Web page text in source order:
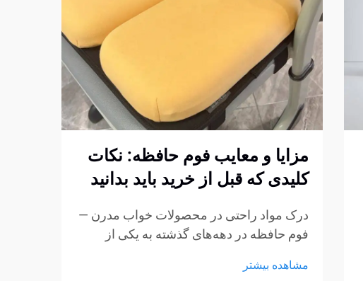
مزایا و معایب فوم حافظه: نکات
کلیدی که قبل از خرید باید بدانید
درک مواد راحتی در محصولات خواب مدرن —
فوم حافظه در دهه‌های گذشته به یکی از
محصولات نشیمن تبدیل شده است.
مشاهده بیشتر